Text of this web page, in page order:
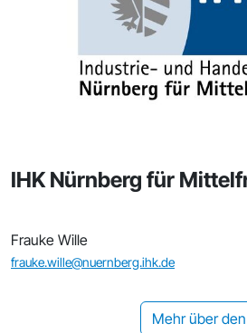
IHK Nürnberg für
Frauke Wille
frauke.wille@nuernberg.ihk.de
Mehr über